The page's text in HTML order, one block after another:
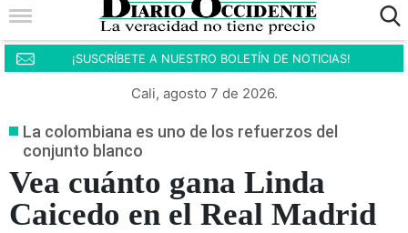
¡SUSCRÍBETE A NUESTRO BOLETÍN DE NOTICIAS!
Cali, agosto 7 de 2026.
La colombiana es uno de los refuerzos del
conjunto blanco
Vea cuánto gana Linda
Caicedo en el Real Madrid